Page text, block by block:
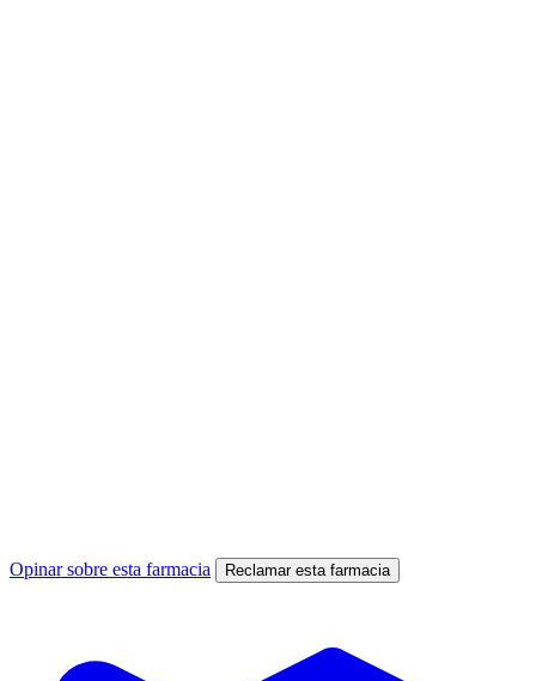
Opinar sobre esta farmacia Reclamar esta farmacia